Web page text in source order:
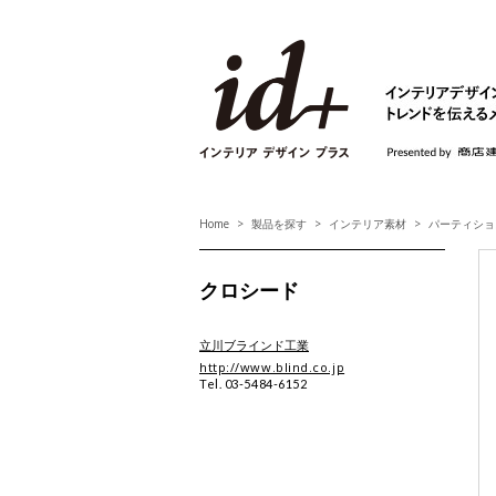
Home 製品を探す インテリア素材 パーティシ
クロシード
立川ブラインド工業
http://www.blind.co.jp
Tel. 03-5484-6152